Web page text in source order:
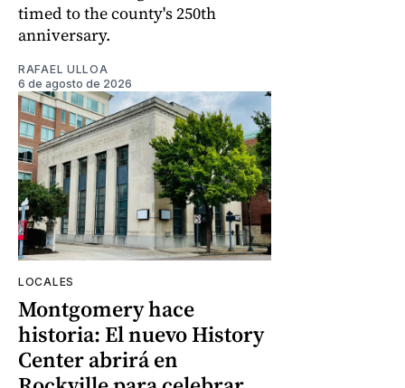
timed to the county's 250th
anniversary.
RAFAEL ULLOA
6 de agosto de 2026
LOCALES
Montgomery hace
historia: El nuevo History
Center abrirá en